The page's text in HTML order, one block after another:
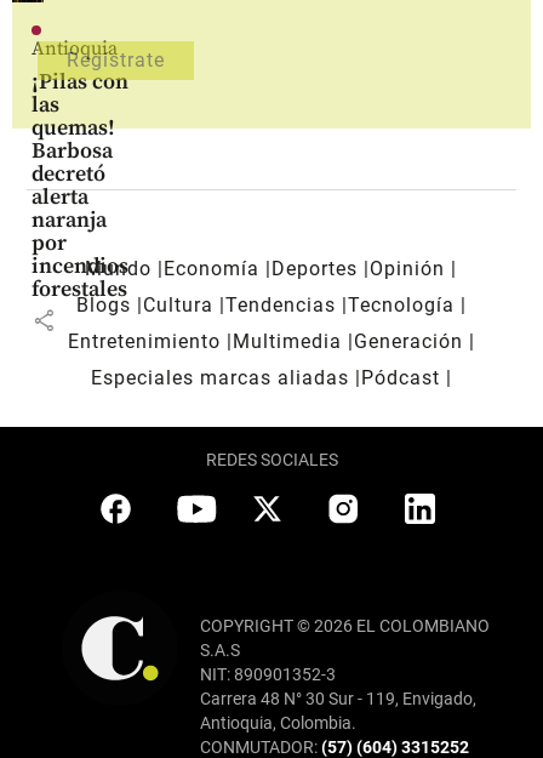
Antioquia
¡Pilas con
las
quemas!
Barbosa
decretó
alerta
naranja
por
incendios
forestales
share
Mundo Economía Deportes
Opinión
Blogs
Cultura Tendencias Tecnología
Entretenimiento
Multimedia
Generación
Especiales marcas aliadas
Pódcast
REDES SOCIALES
COPYRIGHT © 2026 EL COLOMBIANO
S.A.S
NIT: 890901352-3
Carrera 48 N° 30 Sur - 119, Envigado,
Antioquia, Colombia.
CONMUTADOR:(57) (604) 3315252